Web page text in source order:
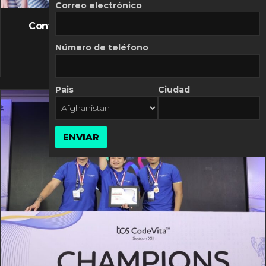
FLASH NEWS
Controversia de Mercado Libre por costos
10 MARZO, 2026
Correo electrónico
Número de teléfono
Pais Ciudad
ENVIAR